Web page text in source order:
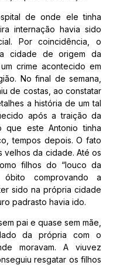
de onde ele tinha
internação havia sido
Por coincidência, o
cidade de origem da
crime acontecido em
No final de semana,
de costas, ao constatar
a história de um tal
após a traição da
que este Antonio tinha
tempos depois. O fato
velhos da cidade. Até os
filhos do “louco da
óbito comprovando a
sido na própria cidade
padrasto havia ido.
pai e quase sem mãe,
da própria com o
moravam. A viuvez
resgatar os filhos